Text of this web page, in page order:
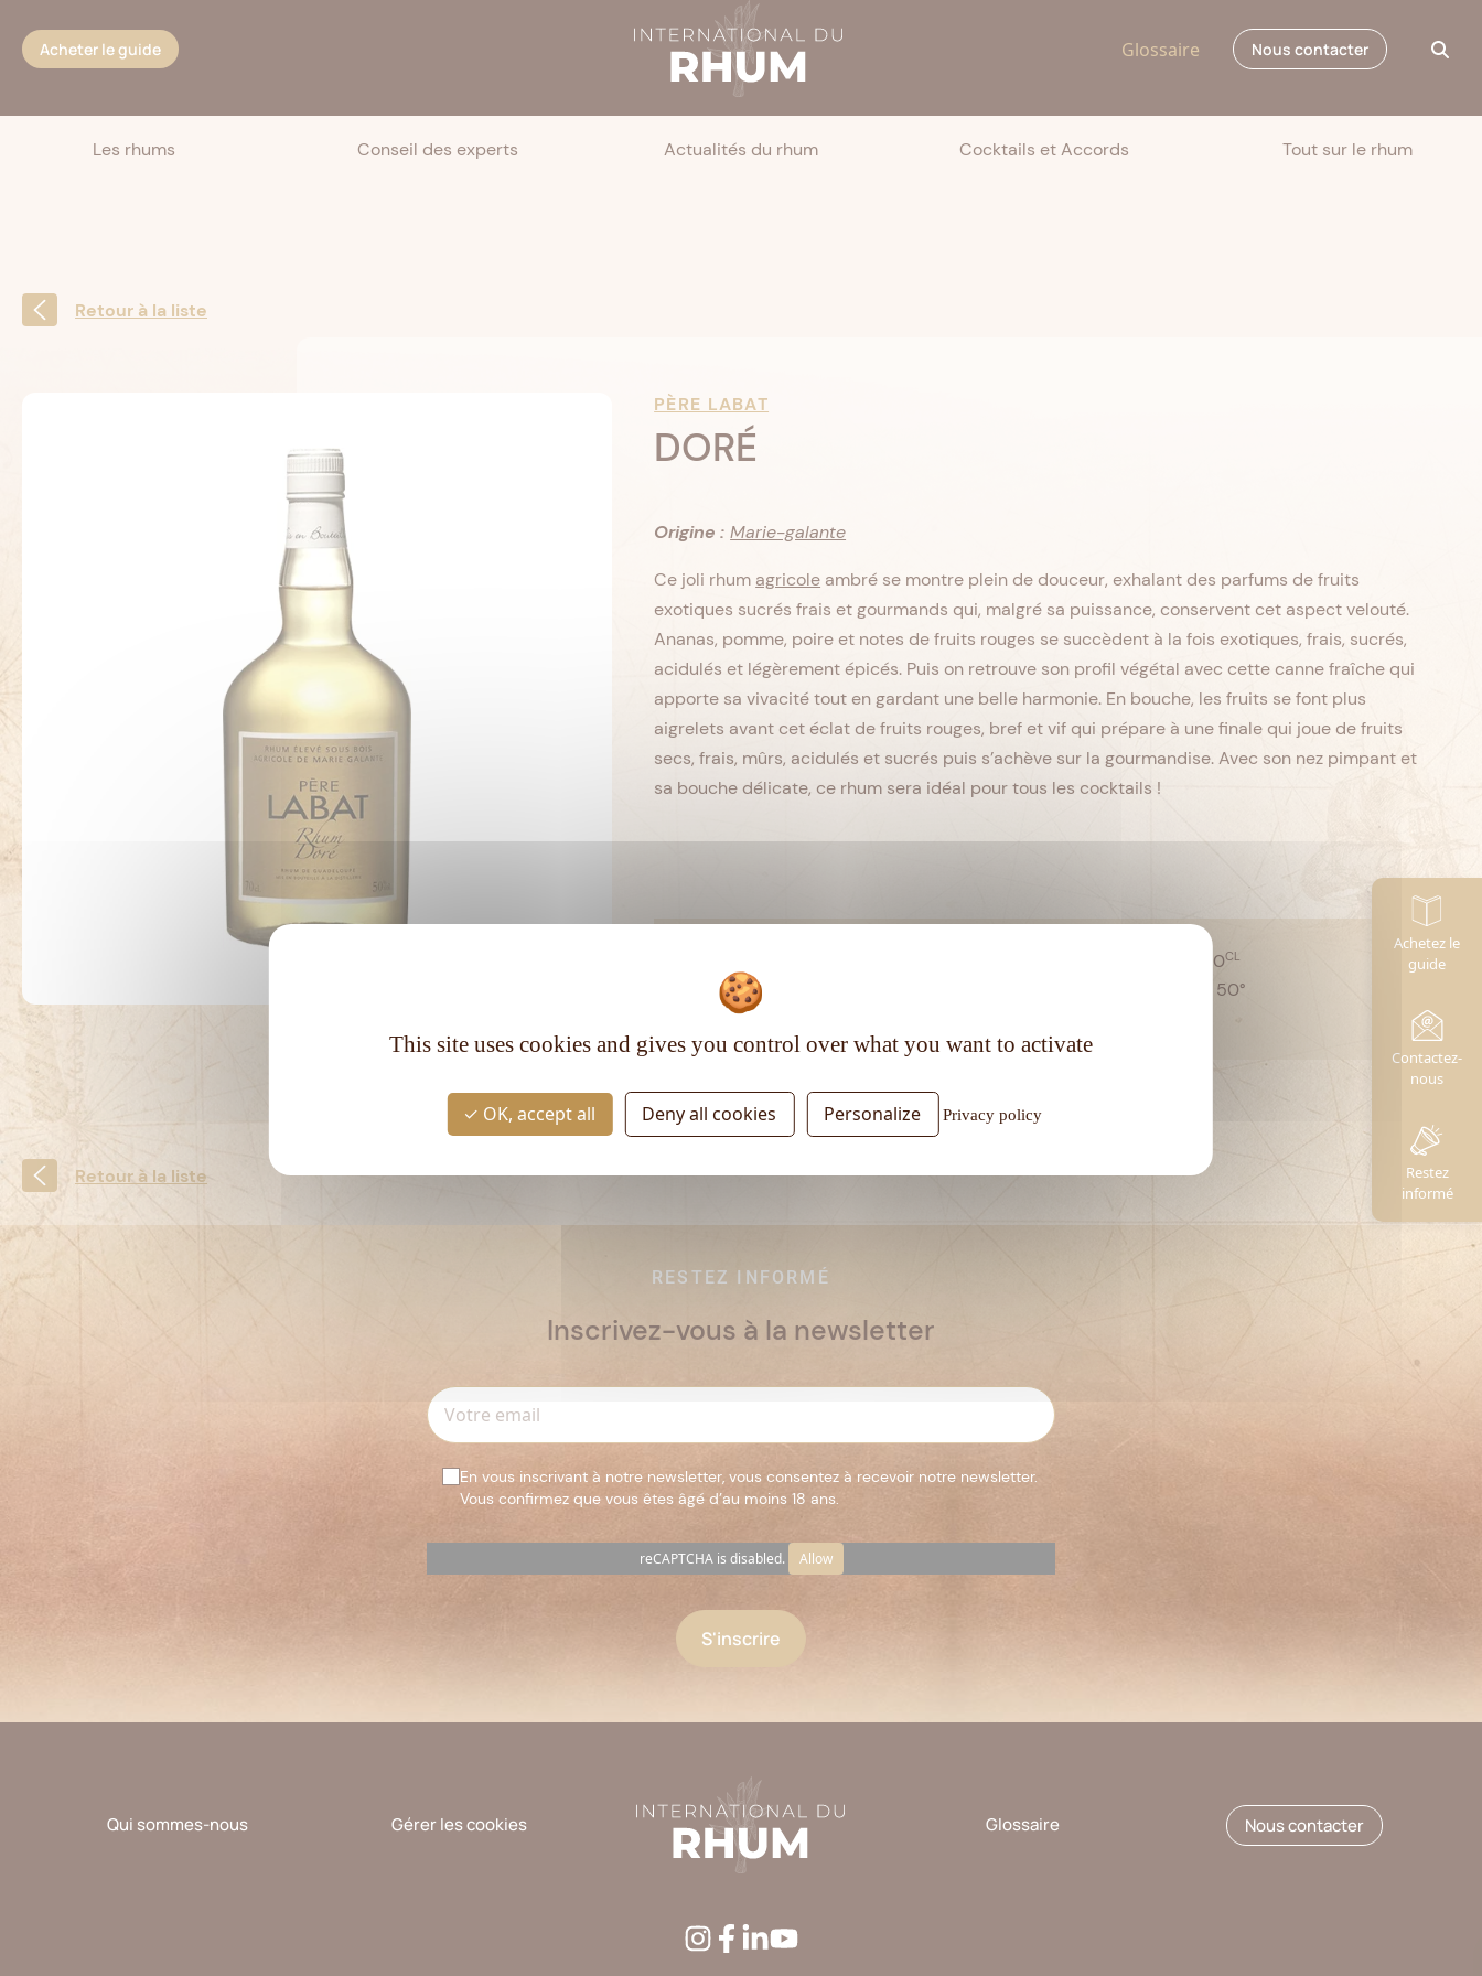
Acheter le guide Glossaire Nous contacter
Les rhums Conseil des experts Actualités du rhum Cocktails et Accords Tout sur le rhum
Retour à la liste
PÈRE LABAT
DORÉ
Origine : Marie-galante
Ce joli rhum agricole ambré se montre plein de douceur, exhalant des parfums de fruits
exotiques sucrés frais et gourmands qui, malgré sa puissance, conservent cet aspect velouté.
Ananas, pomme, poire et notes de fruits rouges se succèdent à la fois exotiques, frais, sucrés,
acidulés et légèrement épicés. Puis on retrouve son profil végétal avec cette canne fraîche qui
apporte sa vivacité tout en gardant une belle harmonie. En bouche, les fruits se font plus
aigrelets avant cet éclat de fruits rouges, bref et vif qui prépare à une finale qui joue de fruits
secs, frais, mûrs, acidulés et sucrés puis s’achève sur la gourmandise. Avec son nez pimpant et
sa bouche délicate, ce rhum sera idéal pour tous les cocktails !
Matière première :
Type de rhum :
70CL
50°
Retour à la liste
RESTEZ INFORMÉ
Inscrivez-vous à la newsletter
En vous inscrivant à notre newsletter, vous consentez à recevoir notre newsletter.
Vous confirmez que vous êtes âgé d’au moins 18 ans.
reCAPTCHA is disabled. Allow
Qui sommes-nous Gérer les cookies Glossaire Nous contacter
Achetez le
guide
Contactez-
nous
Restez
informé
This site uses cookies and gives you control over what you want to activate
OK, accept all Deny all cookies Personalize Privacy policy